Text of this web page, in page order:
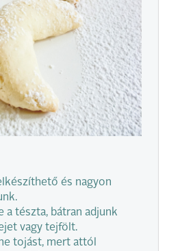
és nagyon
a tészta, bátran adjunk
vagy tejfölt.
tojást, mert attól